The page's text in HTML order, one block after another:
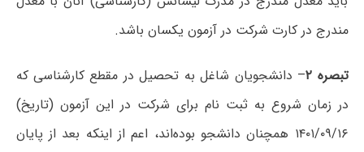
مندرج در کارت شرکت در آزمون یکسان باشد.
تبصره ۲ – دانشجویان شاغل به تحصیل در مقطع کارشناسی که
در زمان شروع به ثبت نام برای شرکت در این آزمون (تاریخ)
۱۴۰۱/۰۹/۱۶ همچنان دانشجو بوده‌اند، اعم از اینکه بعد از پایان